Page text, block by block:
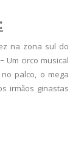
na zona sul do
Um circo musical
palco, o mega
irmãos ginastas